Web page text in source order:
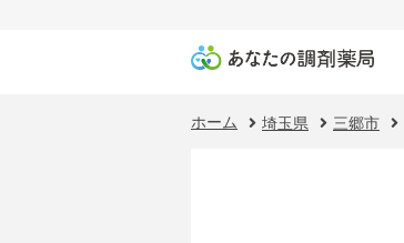
ホーム 埼玉県 三郷市